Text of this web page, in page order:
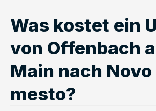
Was kostet ein
von Offenbach
Main nach Novo
mesto?